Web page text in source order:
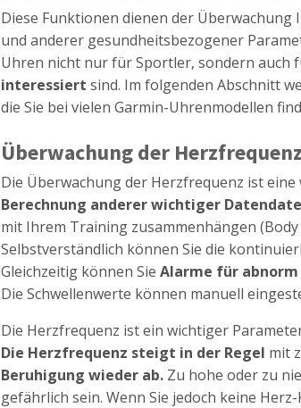
Diese Funktionen dienen der Überwachung
und anderer gesundheitsbezogener
Uhren nicht nur für Sportler, sondern auch
interessiert sind. Im folgenden Abschnitt
die Sie bei vielen Garmin-Uhrenmodellen
Überwachung der Herzfrequenz
Die Überwachung der Herzfrequenz ist
Berechnung anderer wichtiger
mit Ihrem Training zusammenhängen
Selbstverständlich können Sie die
Gleichzeitig können Sie Alarme für
Die Schwellenwerte können manuell
Die Herzfrequenz ist ein wichtiger
Die Herzfrequenz steigt in der Regel mit
Beruhigung wieder ab. Zu hohe oder zu
gefährlich sein. Wenn Sie jedoch keine